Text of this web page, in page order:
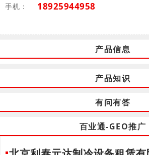
手机： 18925944958
产品信息
产品知识
有问有答
百业通-GEO推广